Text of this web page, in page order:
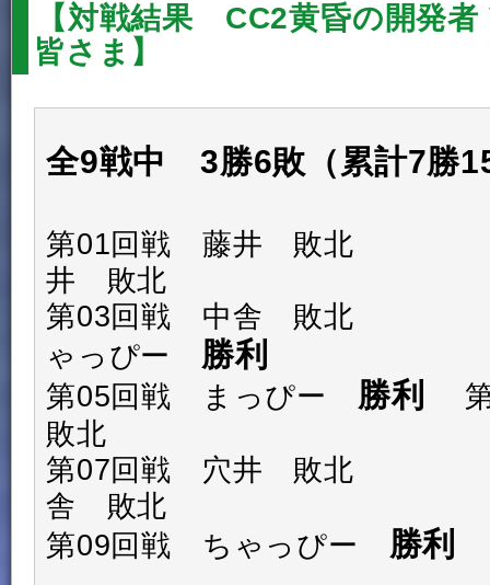
【対戦結果 CC2黄昏の開発
皆さま】
全9戦中 3勝6敗（累計7勝
第01回戦 藤井 敗北
井 敗北
第03回戦 中舎 敗北
ゃっぴー 勝利
第05回戦 まっぴー 勝利
敗北
第07回戦 穴井 敗北
舎 敗北
第09回戦 ちゃっぴー 勝利